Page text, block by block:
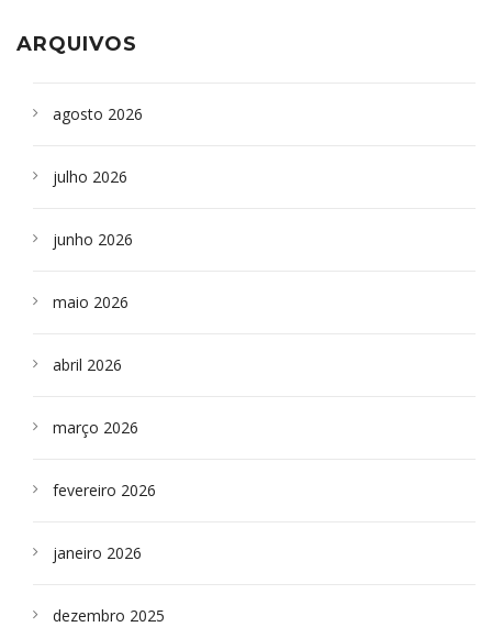
ARQUIVOS
agosto 2026
julho 2026
junho 2026
maio 2026
abril 2026
março 2026
fevereiro 2026
janeiro 2026
dezembro 2025